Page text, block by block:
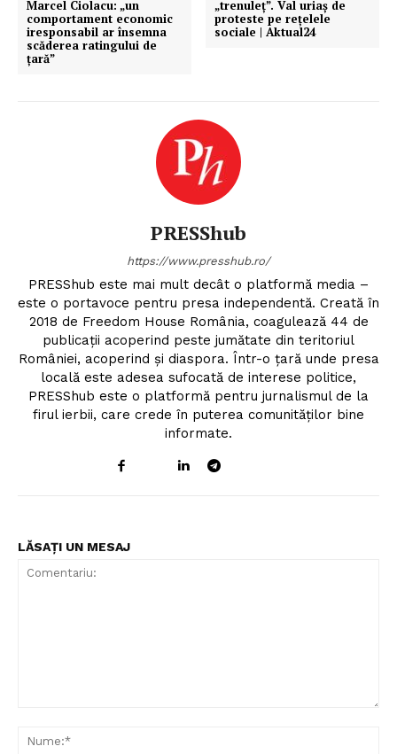
Marcel Ciolacu: „un
comportament economic
iresponsabil ar însemna
scăderea ratingului de
ţară”
„trenuleț”. Val uriaș de
proteste pe rețelele
sociale | Aktual24
PRESShub
https://www.presshub.ro/
PRESShub este mai mult decât o platformă media –
este o portavoce pentru presa independentă. Creată în
2018 de Freedom House România, coagulează 44 de
publicații acoperind peste jumătate din teritoriul
României, acoperind și diaspora. Într-o țară unde presa
locală este adesea sufocată de interese politice,
PRESShub este o platformă pentru jurnalismul de la
firul ierbii, care crede în puterea comunităților bine
informate.
LĂSAȚI UN MESAJ